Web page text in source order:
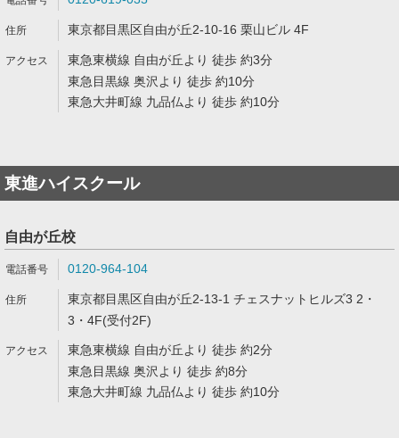
東京都目黒区自由が丘2-10-16 栗山ビル 4F
東急東横線 自由が丘より 徒歩 約3分
東急目黒線 奥沢より 徒歩 約10分
東急大井町線 九品仏より 徒歩 約10分
東進ハイスクール
自由が丘校
0120-964-104
東京都目黒区自由が丘2-13-1 チェスナットヒルズ3 2・
3・4F(受付2F)
東急東横線 自由が丘より 徒歩 約2分
東急目黒線 奥沢より 徒歩 約8分
東急大井町線 九品仏より 徒歩 約10分